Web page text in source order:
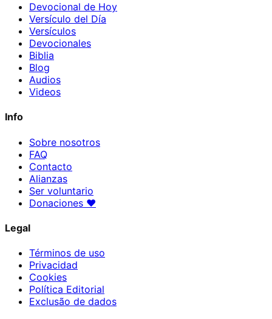
Devocional de Hoy
Versículo del Día
Versículos
Devocionales
Biblia
Blog
Audios
Videos
Info
Sobre nosotros
FAQ
Contacto
Alianzas
Ser voluntario
Donaciones ♥
Legal
Términos de uso
Privacidad
Cookies
Política Editorial
Exclusão de dados